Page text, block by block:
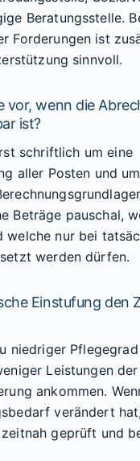
Beratungsstelle.
Forderungen ist
sinnvoll.
vor, wenn die
ist?
schriftlich um eine
aller Posten und
Beträge pauschal,
welche nur bei
werden dürfen.
Einstufung den
niedriger
Leistungen der
ankommen.
verändert
geprüft und